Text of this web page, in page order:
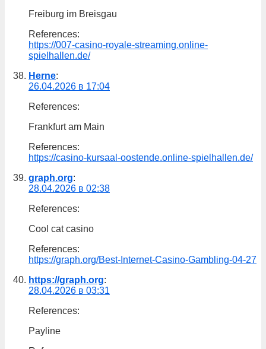
Freiburg im Breisgau
References:
https://007-casino-royale-streaming.online-
spielhallen.de/
Herne:
26.04.2026 в 17:04
References:
Frankfurt am Main
References:
https://casino-kursaal-oostende.online-spielhallen.de/
graph.org:
28.04.2026 в 02:38
References:
Cool cat casino
References:
https://graph.org/Best-Internet-Casino-Gambling-04-27
https://graph.org:
28.04.2026 в 03:31
References:
Payline